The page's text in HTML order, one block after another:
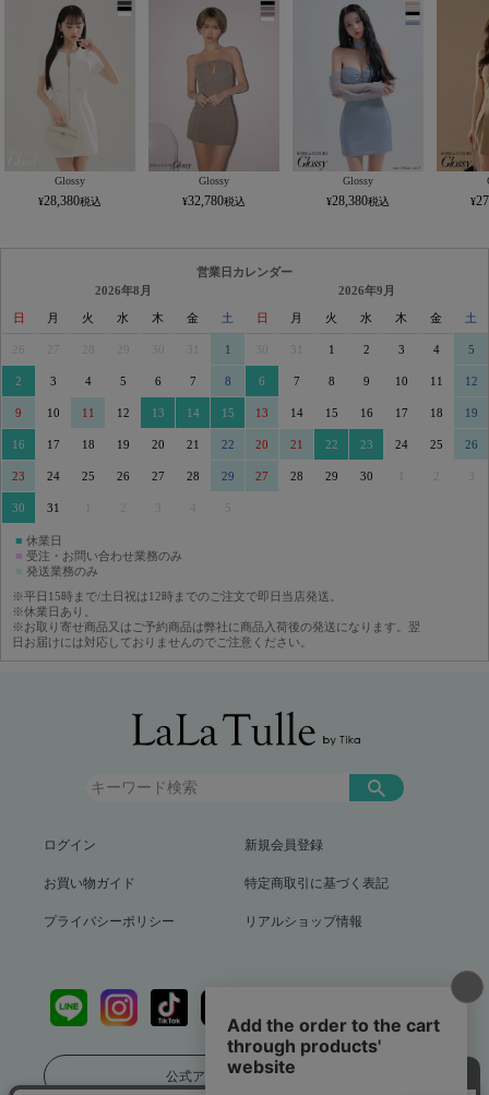
Glossy
28,380
Glossy
32,780
Glossy
28,380
営業日カレンダー
2026年8月
日 月 火 水 木 金 土
1
2 3 4 5 6 7 8
9 10 11 12 13 14 15
16 17 18 19 20 21 22
23 24 25 26 27 28 29
30 31
2026年9月
日 月 火 水 木 金 土
1 2 3 4 5
6 7 8 9 10 11 12
13 14 15 16 17 18 19
20 21 22 23 24 25 26
27 28 29 30
■ 休業日
■ 受注・お問い合わせ業務のみ
発送業務のみ
※平日15時まで/土日祝は12時までのご注文で即日当店発送。
※休業日あり。
※お取り寄せ商品又はご予約商品は弊社に商品入荷後の発送になります。翌
日お届けには対応しておりませんのでご注意ください。
ログイン 新規会員登録
お買い物ガイド 特定商取引に基づく表記
プライバシーポリシー リアルショップ情報
公式アプリをダウンロード